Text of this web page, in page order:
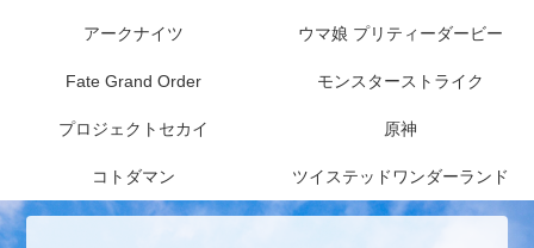
アークナイツ ウマ娘 プリティーダービー
Fate Grand Order モンスターストライク
プロジェクトセカイ 原神
コトダマン ツイステッドワンダーランド